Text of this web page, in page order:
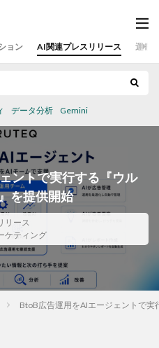
ョン AI関連プレスリリース 運営
データ分析 Gemini
ントで実行する『ウル
を提供開始
リース
ケティング
BtoB広告運用をAIエージェントで